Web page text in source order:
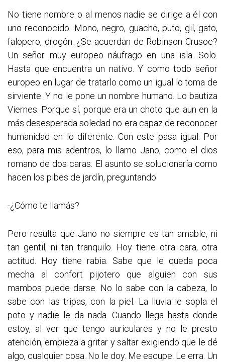
No tiene nombre o al menos nadie se dirige a él con
uno reconocido. Mono, negro, guacho, puto, gil, gato,
falopero, drogón. ¿Se acuerdan de Robinson Crusoe?
Un señor muy europeo náufrago en una isla. Solo.
Hasta que encuentra un nativo. Y como todo señor
europeo en lugar de tratarlo como un igual lo toma de
sirviente. Y no le pone un nombre humano. Lo bautiza
Viernes. Porque sí, porque era un choto que aun en la
más desesperada soledad no era capaz de reconocer
humanidad en lo diferente. Con este pasa igual. Por
eso, para mis adentros, lo llamo Jano, como el dios
romano de dos caras. El asunto se solucionaría como
hacen los pibes de jardín, preguntando
-¿Cómo te llamás?
Pero resulta que Jano no siempre es tan amable, ni
tan gentil, ni tan tranquilo. Hoy tiene otra cara, otra
actitud. Hoy tiene rabia. Sabe que le queda poca
mecha al confort pijotero que alguien con sus
mambos puede darse. No lo sabe con la cabeza, lo
sabe con las tripas, con la piel. La lluvia le sopla el
poto y nadie le da nada. Cuando llega hasta donde
estoy, al ver que tengo auriculares y no le presto
atención, empieza a gritar y saltar exigiendo que le dé
algo, cualquier cosa. No le doy. Me escupe. Le erra. Un